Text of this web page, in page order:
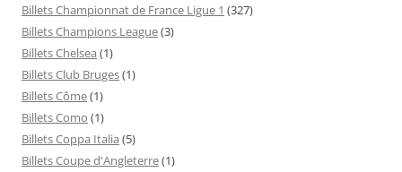
Billets Championnat de France Ligue 1 (327)
Billets Champions League(3)
Billets Chelsea (1)
Billets Club Bruges(1)
Billets Côme(1)
Billets Como (1)
Billets Coppa Italia (5)
Billets Coupe d'Angleterre(1)